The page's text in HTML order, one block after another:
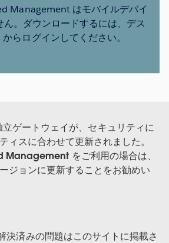
Management はモバイルデバイ
ん。ダウンロードするには、デス
らログインしてください。
ゲートウェイが、セキュリティに
ィスに合わせて更新されました。
をご利用の場合は、
ジョンに更新することをお勧めい
決済みの問題はこのサイトに掲載さ